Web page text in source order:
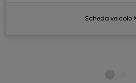
Scheda veicolo